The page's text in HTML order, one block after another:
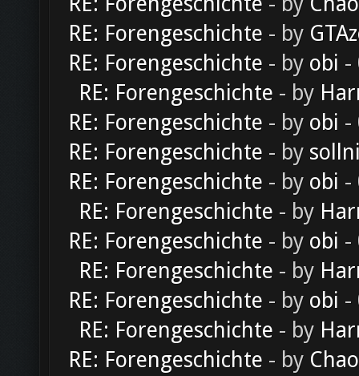
RE: Forengeschichte - by
RE: Forengeschichte - by obi -
RE: Forengeschichte - by
RE: Forengeschichte - by obi -
RE: Forengeschichte - by
RE: Forengeschichte - by obi -
RE: Forengeschichte - by
RE: Forengeschichte - by obi -
RE: Forengeschichte - by
RE: Forengeschichte - by obi -
RE: Forengeschichte - by
RE: Forengeschichte - by